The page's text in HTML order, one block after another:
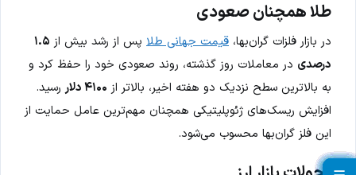
طلا همچنان صعودی
در بازار فلزات گران‌بها، قیمت جهانی طلا پس از رشد بیش از ۱.۵
درصدی در معاملات روز گذشته، روند صعودی خود را حفظ کرد و
به بالاترین سطح نزدیک دو هفته اخیر، بالاتر از ۴۱۰۰ دلار
رسید.
افزایش ریسک‌های ژئوپلیتیکی همچنان مهم‌ترین عامل حمایت از
این فلز گران‌بها محسوب می‌شود.